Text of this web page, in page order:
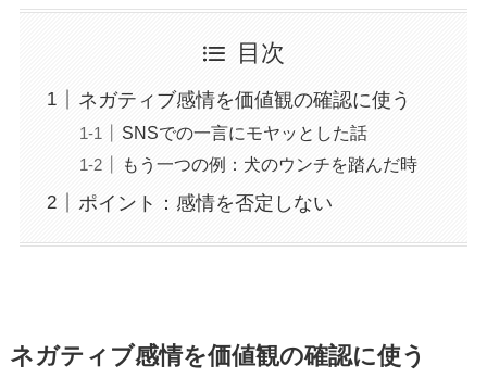
目次
ネガティブ感情を価値観の確認に使う
SNSでの一言にモヤッとした話
もう一つの例：犬のウンチを踏んだ時
ポイント：感情を否定しない
ネガティブ感情を価値観の確認に使う